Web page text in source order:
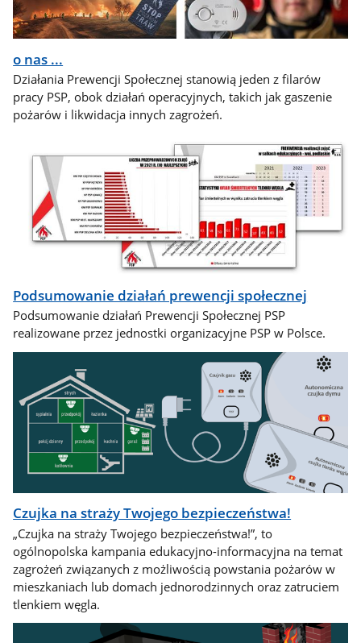
o nas ...
Działania Prewencji Społecznej stanowią jeden z filarów
pracy PSP, obok działań operacyjnych, takich jak gaszenie
pożarów i likwidacja innych zagrożeń.
Podsumowanie działań prewencji społecznej
Podsumowanie działań Prewencji Społecznej PSP
realizowane przez jednostki organizacyjne PSP w Polsce.
Czujka na straży Twojego bezpieczeństwa!
„Czujka na straży Twojego bezpieczeństwa!”, to
ogólnopolska kampania edukacyjno-informacyjna na temat
zagrożeń związanych z możliwością powstania pożarów w
mieszkaniach lub domach jednorodzinnych oraz zatruciem
tlenkiem węgla.